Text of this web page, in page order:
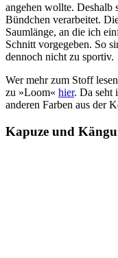
angehen wollte. Deshalb
Bündchen verarbeitet.
Saumlänge, an die ich
Schnitt vorgegeben. So
dennoch nicht zu sportiv.
Wer mehr zum Stoff
zu »Loom« hier. Da seht
anderen Farben aus der
Kapuze und